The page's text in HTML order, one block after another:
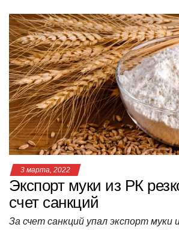
at
s
A
p
p
c
e
b
o
o
k
tt
er
n
o
kl
a
ss
ni
ki
e
gr
a
m
3 марта, 2022
Экспорт муки из РК
счет санкций
За счет санкций упал экспорт муки